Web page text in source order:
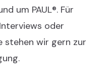
um PAUL®. Für
oder
stehen wir gern zur